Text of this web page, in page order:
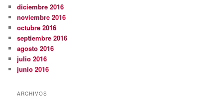
diciembre 2016
noviembre 2016
octubre 2016
septiembre 2016
agosto 2016
julio 2016
junio 2016
ARCHIVOS